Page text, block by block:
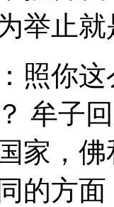
举止
你这
牟子
家，
的方